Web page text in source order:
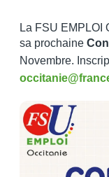
La FSU EMPLOI
sa prochaine
Novembre.